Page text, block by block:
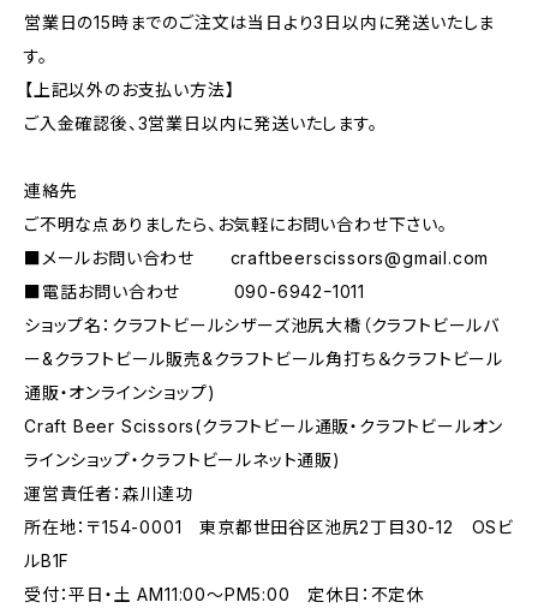
営業日の15時までのご注文は当日より3日以内に発送いたしま
す。
【上記以外のお支払い方法】
ご入金確認後、3営業日以内に発送いたします。
連絡先
ご不明な点ありましたら、お気軽にお問い合わせ下さい。
■メールお問い合わせ craftbeerscissors@gmail.com
■電話お問い合わせ 090-6942ｰ1011
ショップ名：クラフトビールシザーズ池尻大橋（クラフトビールバ
ー&クラフトビール販売&クラフトビール角打ち＆クラフトビール
通販・オンラインショップ)
Craft Beer Scissors(クラフトビール通販・クラフトビールオン
ラインショップ・クラフトビールネット通販)
運営責任者：森川達功
所在地：〒154-0001 東京都世田谷区池尻2丁目30-12 OSビ
ルB1F
受付：平日・土 AM11:00～PM5:00 定休日：不定休